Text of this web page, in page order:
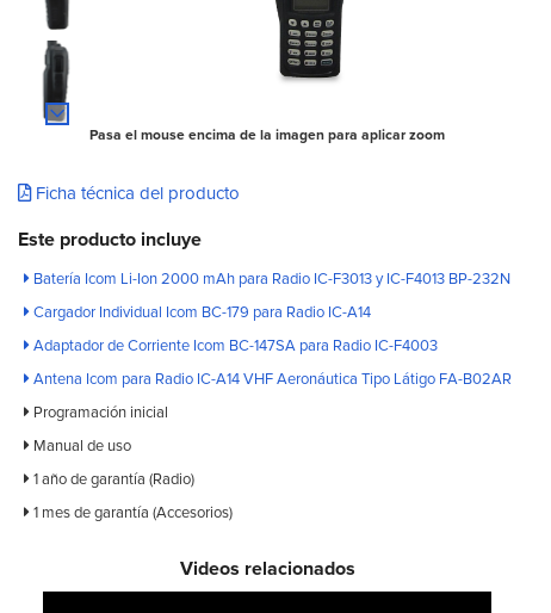
Pasa el mouse encima de la imagen para aplicar zoom
Ficha técnica del producto
Este producto incluye
Batería Icom Li-Ion 2000 mAh para Radio IC-F3013 y IC-F4013 BP-232N
Cargador Individual Icom BC-179 para Radio IC-A14
Adaptador de Corriente Icom BC-147SA para Radio IC-F4003
Antena Icom para Radio IC-A14 VHF Aeronáutica Tipo Látigo FA-B02AR
Programación inicial
Manual de uso
1 año de garantía (Radio)
1 mes de garantía (Accesorios)
Videos relacionados